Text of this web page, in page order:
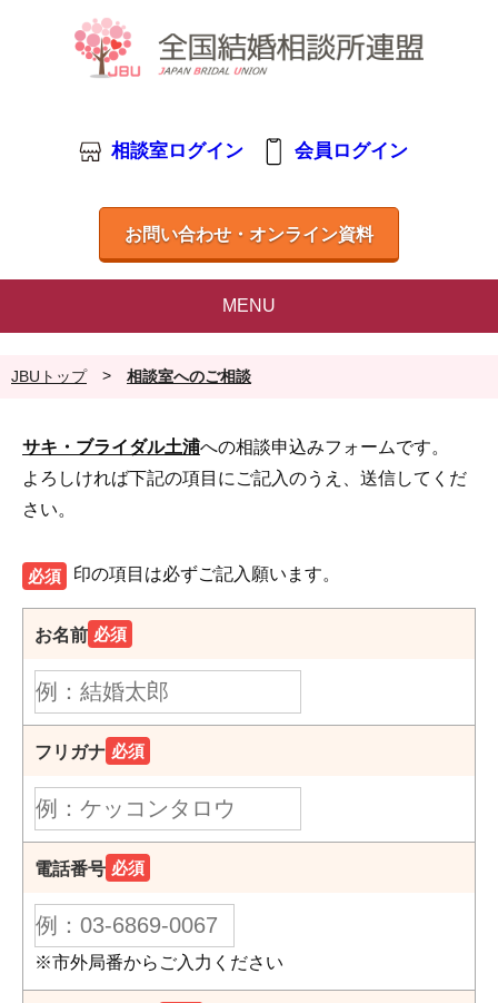
相談室ログイン 会員ログイン
お問い合わせ・オンライン資料
MENU
JBUトップ > 相談室へのご相談
サキ・ブライダル土浦への相談申込みフォームです。
よろしければ下記の項目にご記入のうえ、送信してくだ
さい。
必須 印の項目は必ずご記入願います。
お名前 必須
フリガナ 必須
電話番号 必須
※市外局番からご入力ください